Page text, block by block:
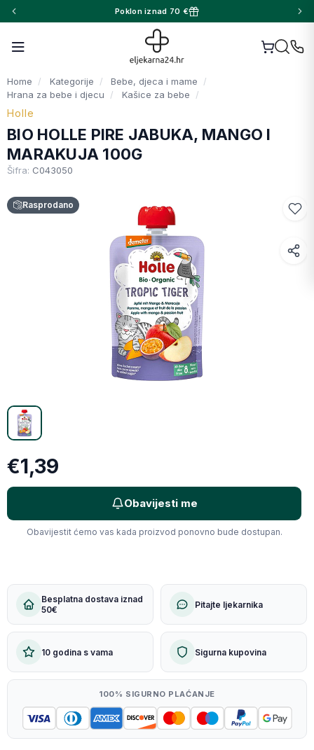
Poklon iznad 70 €
Home Kategorije
Bebe, djeca i mame
Hrana za bebe i djecu
Kašice za bebe
Holle
BIO HOLLE PIRE JABUKA, MANGO I
MARAKUJA 100G
Šifra: C043050
Rasprodano
Facebook
WhatsApp
X (Twitter)
Email
Kopiraj link
€1,39
Obavijesti me
Obavijestit ćemo vas kada proizvod ponovno bude dostupan.
Besplatna dostava iznad
50€
Pitajte ljekarnika
10 godina s vama Sigurna kupovina
100% SIGURNO PLAĆANJE